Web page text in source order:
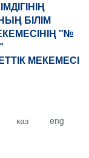
БІЛІМ
"№
МЕКЕМЕСІ
каз eng